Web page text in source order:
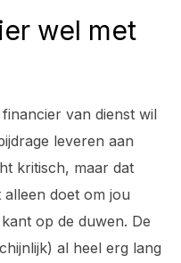
wel met
van dienst wil
leveren aan
kritisch, maar dat
alleen doet om jou
op de duwen. De
al heel erg lang